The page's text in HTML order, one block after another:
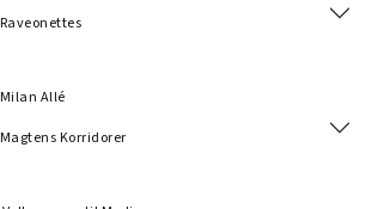
Raveonettes
Milan Allé
Magtens Korridorer